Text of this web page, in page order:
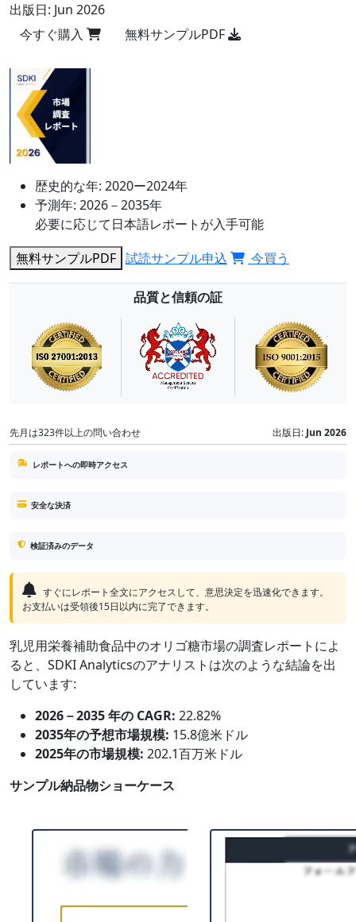
出版日: Jun 2026
今すぐ購入
無料サンプルPDF
歴史的な年: 2020ー2024年
予測年: 2026－2035年
必要に応じて日本語レポートが入手可能
無料サンプルPDF 試読サンプル申込 今買う
品質と信頼の証
先月は323件以上の問い合わせ 出版日: Jun 2026
レポートへの即時アクセス
安全な決済
検証済みのデータ
すぐにレポート全文にアクセスして、意思決定を迅速化できます。
お支払いは受領後15日以内に完了できます。
乳児用栄養補助食品中のオリゴ糖市場の調査レポートによ
ると、SDKI Analyticsのアナリストは次のような結論を出
しています:
2026－2035 年の CAGR: 22.82%
2035年の予想市場規模: 15.8億米ドル
2025年の市場規模: 202.1百万米ドル
サンプル納品物ショーケース